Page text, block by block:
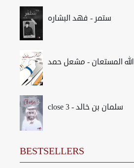
ستمر - فهد البشاره
الله المستعان - مشعل حمد
close 3 - سلمان بن خالد
BESTSELLERS